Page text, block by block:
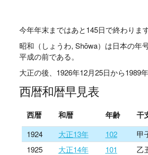
今年年末まではあと145日で終わります
昭和（しょうわ, Shōwa）は日本の年
平成の前である。
大正の後、1926年12月25日から1989年
西暦和暦早見表
西暦 和暦 年齢 干
1924 大正13年 102 甲
1925
大正14年 101 乙